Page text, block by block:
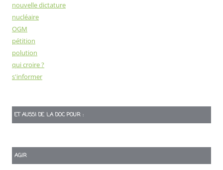
nouvelle dictature
nucléaire
OGM
pétition
polution
qui croire ?
s'informer
ET AUSSI DE LA DOC POUR :
AGIR